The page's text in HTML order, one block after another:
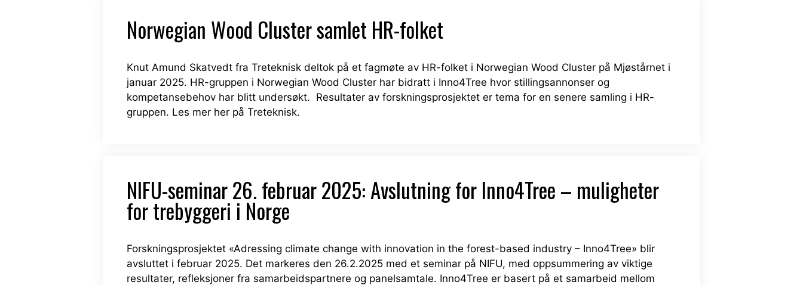
Norwegian Wood Cluster samlet HR-folket
Knut Amund Skatvedt fra Treteknisk deltok på et fagmøte av HR-folket i Norwegian Wood Cluster på Mjøstårnet i
januar 2025. HR-gruppen i Norwegian Wood Cluster har bidratt i Inno4Tree hvor stillingsannonser og
kompetansebehov har blitt undersøkt. Resultater av forskningsprosjektet er tema for en senere samling i HR-
gruppen. Les mer her på Treteknisk.
NIFU-seminar 26. februar 2025: Avslutning for Inno4Tree – muligheter
for trebyggeri i Norge
Forskningsprosjektet «Adressing climate change with innovation in the forest-based industry – Inno4Tree» blir
avsluttet i februar 2025. Det markeres den 26.2.2025 med et seminar på NIFU, med oppsummering av viktige
resultater, refleksjoner fra samarbeidspartnere og panelsamtale. Inno4Tree er basert på et samarbeid mellom